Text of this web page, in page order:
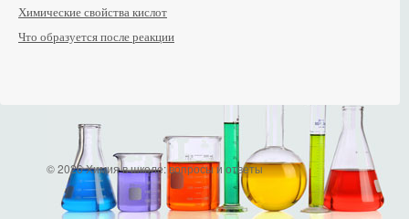
Химические свойства кислот
Что образуется после реакции
© 2026 Химия в школе: вопросы и ответы